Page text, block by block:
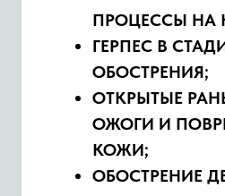
Попова Мария
Игоревна
врач-косметолог
О специалисте